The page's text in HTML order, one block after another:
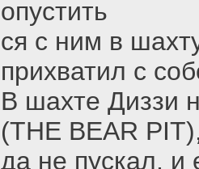
опустить
ся с ним в
прихватил с
В шахте Диззи
(THE BEAR
да не пускал, и